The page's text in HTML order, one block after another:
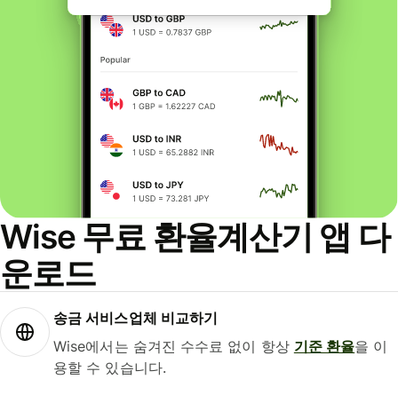
Wise 무료 환율계산기 앱 다
운로드
송금 서비스업체 비교하기
Wise에서는 숨겨진 수수료 없이 항상 기준 환율을 이
용할 수 있습니다.